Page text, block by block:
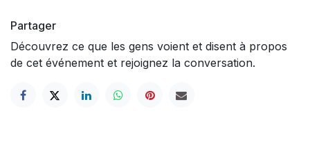
Partager
Découvrez ce que les gens voient et disent à propos
de cet événement et rejoignez la conversation.